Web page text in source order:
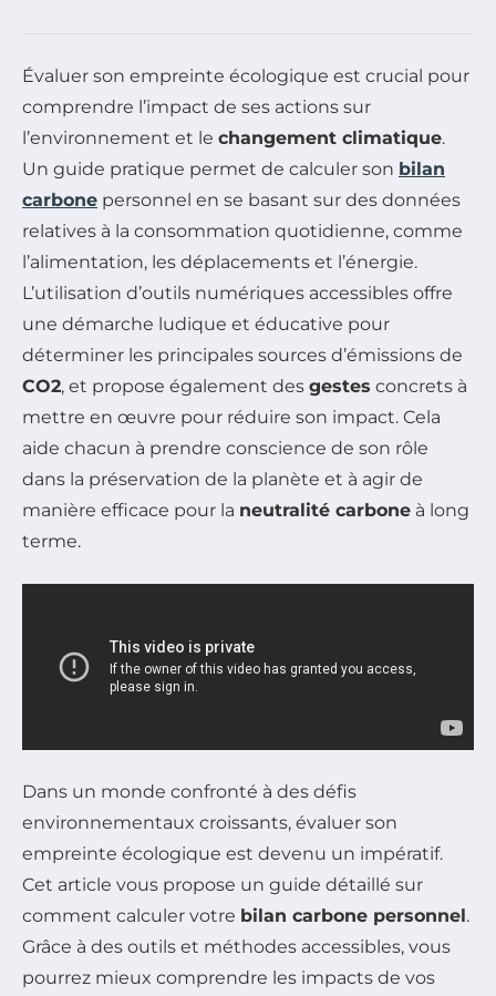
Évaluer son empreinte écologique est crucial pour
comprendre l’impact de ses actions sur
l’environnement et le changement climatique.
Un guide pratique permet de calculer son bilan
carbone personnel en se basant sur des données
relatives à la consommation quotidienne, comme
l’alimentation, les déplacements et l’énergie.
L’utilisation d’outils numériques accessibles offre
une démarche ludique et éducative pour
déterminer les principales sources d’émissions de
CO2, et propose également des gestes concrets à
mettre en œuvre pour réduire son impact. Cela
aide chacun à prendre conscience de son rôle
dans la préservation de la planète et à agir de
manière efficace pour la neutralité carbone à long
terme.
Dans un monde confronté à des défis
environnementaux croissants, évaluer son
empreinte écologique est devenu un impératif.
Cet article vous propose un guide détaillé sur
comment calculer votre bilan carbone personnel.
Grâce à des outils et méthodes accessibles, vous
pourrez mieux comprendre les impacts de vos